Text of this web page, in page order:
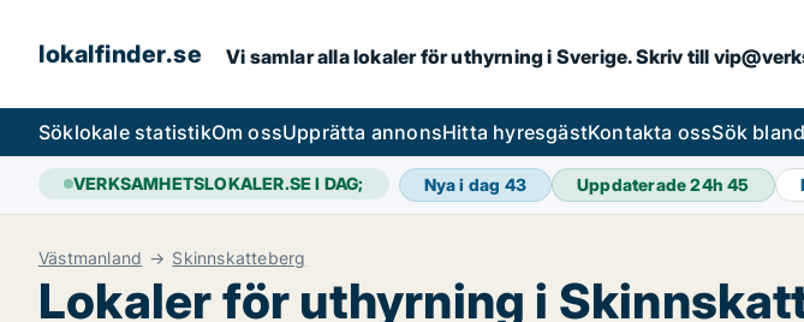
lokalfinder.se Vi samlar alla lokaler för uthyrning i Sverige. Skriv till
Söklokale statistikOm ossUpprätta annonsHitta hyresgästKontakta ossSök
VERKSAMHETSLOKALER.SE I DAG; Nya i dag 43 Uppdaterade 24h45
Västmanland Skinnskatteberg
Lokaler för uthyrning i